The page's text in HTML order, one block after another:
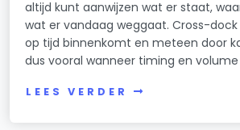
altijd kunt aanwijzen wat er staat,
wat er vandaag weggaat. Cross-dock
op tijd binnenkomt en meteen door
dus vooral wanneer timing en volume
LEES VERDER